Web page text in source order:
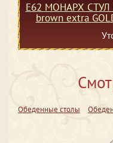
Е62 МОНАРХ
brown extra
Обеденные столы